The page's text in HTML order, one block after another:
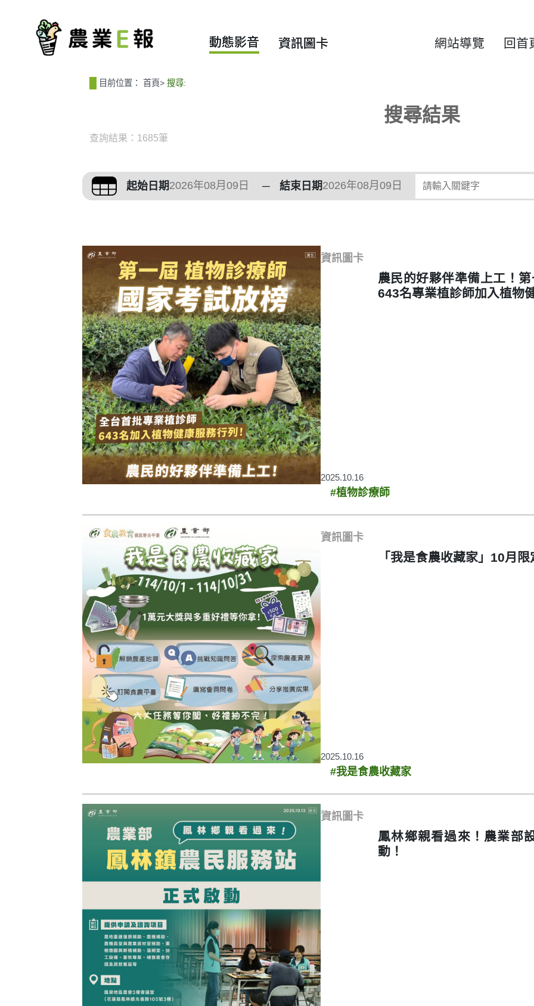
動態影音 資訊圖卡 網站導覽 回首
目前位置： 首頁> 搜尋:
搜尋結果
查詢結果：1685筆
篩選與搜尋條件
起始日期 結束日期 請輸入關鍵字
搜尋結果列表
資訊圖卡
農民的好夥伴準備上工！
643名專業植診師加入植物
2025.10.16
#植物診療師
資訊圖卡
「我是食農收藏家」10月限
2025.10.16
#我是食農收藏家
資訊圖卡
鳳林鄉親看過來！農業部
動！